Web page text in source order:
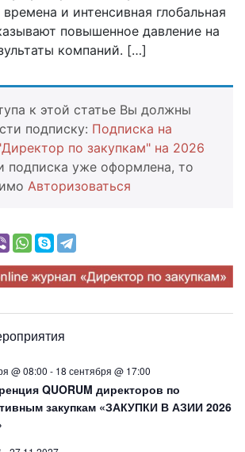
и интенсивная глобальная
повышенное давление на
компаний. […]
к этой статье Вы должны
подписку: Подписка на
по закупкам" на 2026
подписка уже оформлена, то
Авторизоваться
@ 08:00 - 18 сентября @ 17:00
QUORUM директоров по
закупкам «ЗАКУПКИ В АЗИИ 2026